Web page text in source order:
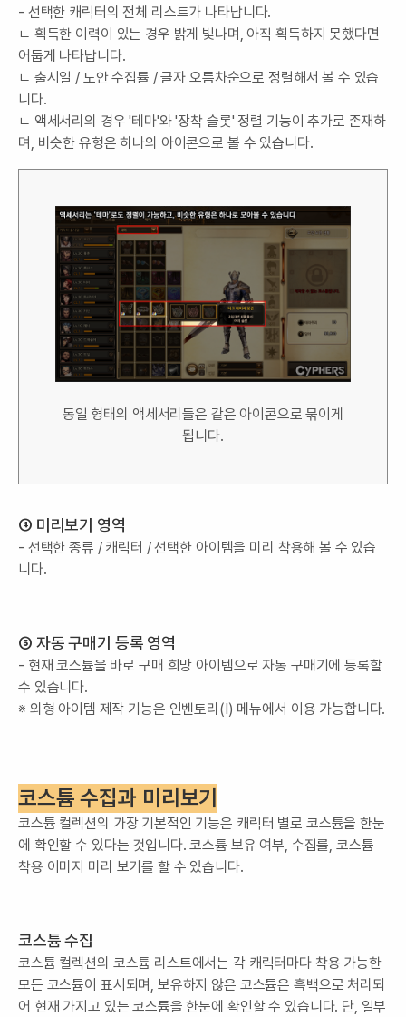
- 선택한 캐릭터의 전체 리스트가 나타납니다.
ㄴ 획득한 이력이 있는 경우 밝게 빛나며, 아직 획득하지 못했다면
어둡게 나타납니다.
ㄴ 출시일 / 도안 수집률 / 글자 오름차순으로 정렬해서 볼 수 있습
니다.
ㄴ 액세서리의 경우 '테마'와 '장착 슬롯' 정렬 기능이 추가로 존재하
며, 비슷한 유형은 하나의 아이콘으로 볼 수 있습니다.
동일 형태의 액세서리들은 같은 아이콘으로 묶이게
됩니다.
④ 미리보기 영역
- 선택한 종류 / 캐릭터 / 선택한 아이템을 미리 착용해 볼 수 있습
니다.
⑤ 자동 구매기 등록 영역
- 현재 코스튬을 바로 구매 희망 아이템으로 자동 구매기에 등록할
수 있습니다.
※ 외형 아이템 제작 기능은 인벤토리(I) 메뉴에서 이용 가능합니다.
코스튬 수집과 미리보기
코스튬 컬렉션의 가장 기본적인 기능은 캐릭터 별로 코스튬을 한눈
에 확인할 수 있다는 것입니다. 코스튬 보유 여부, 수집률, 코스튬
착용 이미지 미리 보기를 할 수 있습니다.
코스튬 수집
코스튬 컬렉션의 코스튬 리스트에서는 각 캐릭터마다 착용 가능한
모든 코스튬이 표시되며, 보유하지 않은 코스튬은 흑백으로 처리되
어 현재 가지고 있는 코스튬을 한눈에 확인할 수 있습니다. 단, 일부